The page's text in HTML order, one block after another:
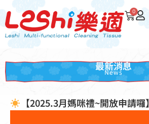
0
最新消息
News
【2025.3月媽咪禮~開放申請囉】